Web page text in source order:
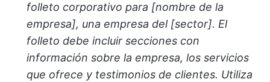
folleto corporativo para [nombre de la
empresa], una empresa del [sector]. El
folleto debe incluir secciones con
información sobre la empresa, los servicios
que ofrece y testimonios de clientes. Utiliza